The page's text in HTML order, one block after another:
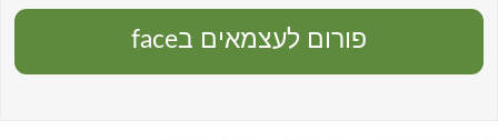
פורום לעצמאים בface